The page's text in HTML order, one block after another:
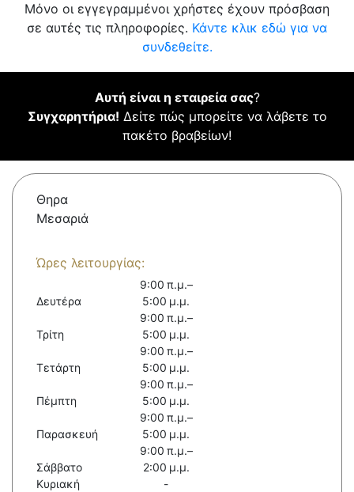
Μόνο οι εγγεγραμμένοι χρήστες έχουν πρόσβαση
σε αυτές τις πληροφορίες. Κάντε κλικ εδώ για να
συνδεθείτε.
Αυτή είναι η εταιρεία σας?
Συγχαρητήρια! Δείτε πώς μπορείτε να λάβετε το
πακέτο βραβείων!
Θηρα
Μεσαριά
Ώρες λειτουργίας:
Δευτέρα
9:00 π.μ.–
5:00 μ.μ.
Τρίτη
9:00 π.μ.–
5:00 μ.μ.
Τετάρτη
9:00 π.μ.–
5:00 μ.μ.
Πέμπτη
9:00 π.μ.–
5:00 μ.μ.
Παρασκευή
9:00 π.μ.–
5:00 μ.μ.
Σάββατο
9:00 π.μ.–
2:00 μ.μ.
Κυριακή
-